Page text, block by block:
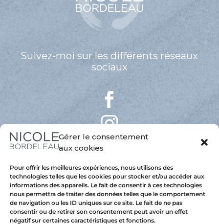
Gérer le consentement
aux cookies
Pour offrir les meilleures expériences, nous utilisons des
technologies telles que les cookies pour stocker et/ou accéder aux
informations des appareils. Le fait de consentir à ces technologies
nous permettra de traiter des données telles que le comportement
de navigation ou les ID uniques sur ce site. Le fait de ne pas
consentir ou de retirer son consentement peut avoir un effet
négatif sur certaines caractéristiques et fonctions.
Suivez-moi sur les différents réseaux
sociaux